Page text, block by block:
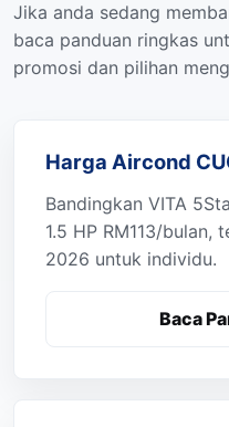
Jika anda sedang
baca panduan ringkas
promosi dan pilihan
Harga Aircond
Bandingkan VITA
1.5 HP RM113/bulan,
2026 untuk individu.
Baca